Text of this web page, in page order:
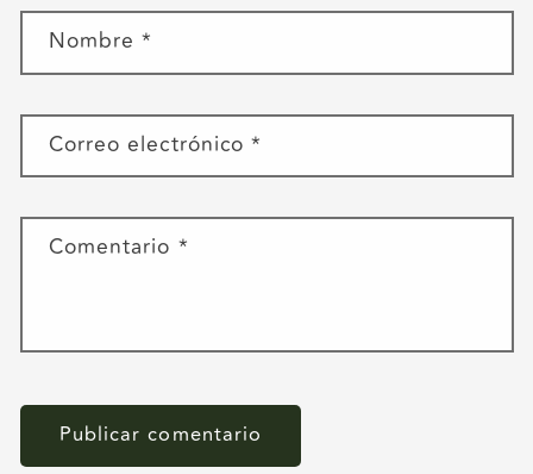
Nombre*
Correo electrónico*
Comentario *